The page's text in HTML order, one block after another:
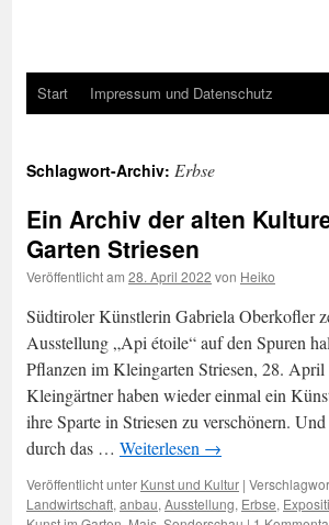
Start Impressum und Datenschutz
Schlagwort-Archiv: Erbse
Ein Archiv der alten
Garten Striesen
Veröffentlicht am 28. April 2022 von Heiko
Südtiroler Künstlerin Gabriela Oberkofler
Ausstellung „Api étoile“ auf den Spuren
Pflanzen im Kleingarten Striesen, 28.
Kleingärtner haben wieder einmal ein
ihre Sparte in Striesen zu verschönern.
durch das … Weiterlesen →
Veröffentlicht unter Kunst und Kultur |
Landwirtschaft, anbau, Ausstellung, Erbse,